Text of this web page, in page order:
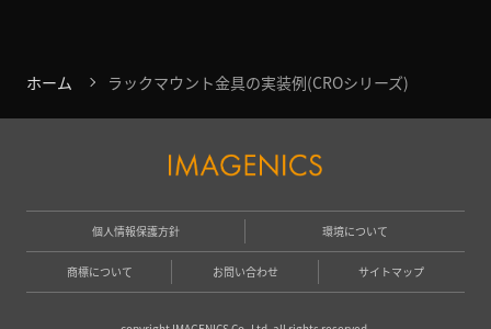
ホーム ラックマウント金具の実装例(CROシリーズ)
個人情報保護方針 環境について
商標について お問い合わせ サイトマップ